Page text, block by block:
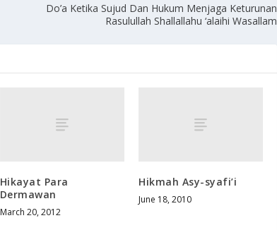
Do’a Ketika Sujud Dan Hukum Menjaga Keturunan
Rasulullah Shallallahu ‘alaihi Wasallam
Hikayat Para
Dermawan
March 20, 2012
Hikmah Asy-syafi’i
June 18, 2010